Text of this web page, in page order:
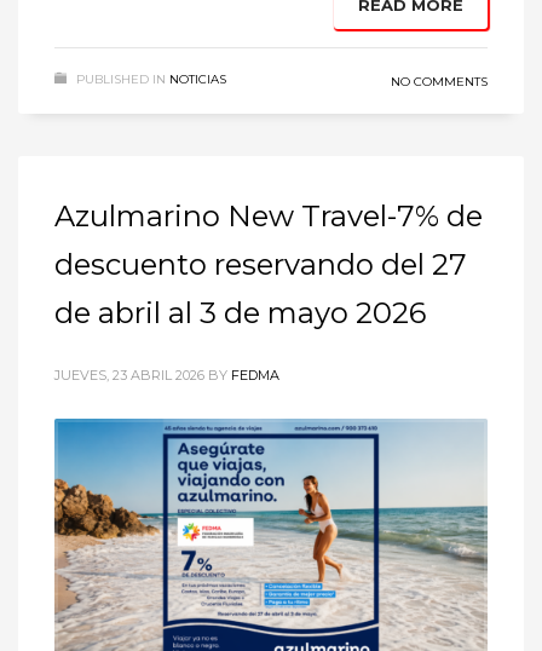
READ MORE
PUBLISHED IN NOTICIAS NO COMMENTS
Azulmarino New Travel-7% de
descuento reservando del 27
de abril al 3 de mayo 2026
JUEVES, 23 ABRIL 2026 BY FEDMA